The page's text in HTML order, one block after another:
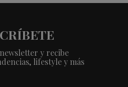
y recibe
lifestyle y más